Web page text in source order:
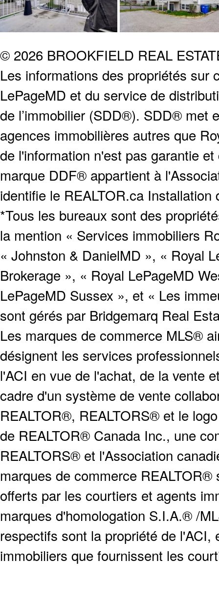
© 2026 BROOKFIELD REAL
Les informations des propriétés sur
LePageMD et du service de
de l’immobilier (SDD®). SDD® met
agences immobilières autres que
de l'information n'est pas garantie
marque DDF® appartient à
identifie le REALTOR.ca
*Tous les bureaux sont des
la mention « Services immobiliers
« Johnston & DanielMD », « Royal
Brokerage », « Royal LePageMD
LePageMD Sussex », et « Les
sont gérés par Bridgemarq Real
Les marques de commerce MLS®
désignent les services
l'ACI en vue de l'achat, de la vente
cadre d'un système de vente
REALTOR®, REALTORS® et le
de REALTOR® Canada Inc., une
REALTORS® et l'Association
marques de commerce
offerts par les courtiers et agents
marques d'homologation S.I.A.® /
respectifs sont la propriété de
immobiliers que fournissent les